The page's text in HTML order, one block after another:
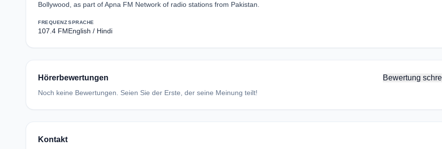
Bollywood, as part of Apna FM Network of radio stations from Pakistan.
FREQUENZ
107.4 FM
SPRACHE
English / Hindi
Hörerbewertungen Bewertung
Noch keine Bewertungen. Seien Sie der Erste, der seine Meinung teilt!
Kontakt